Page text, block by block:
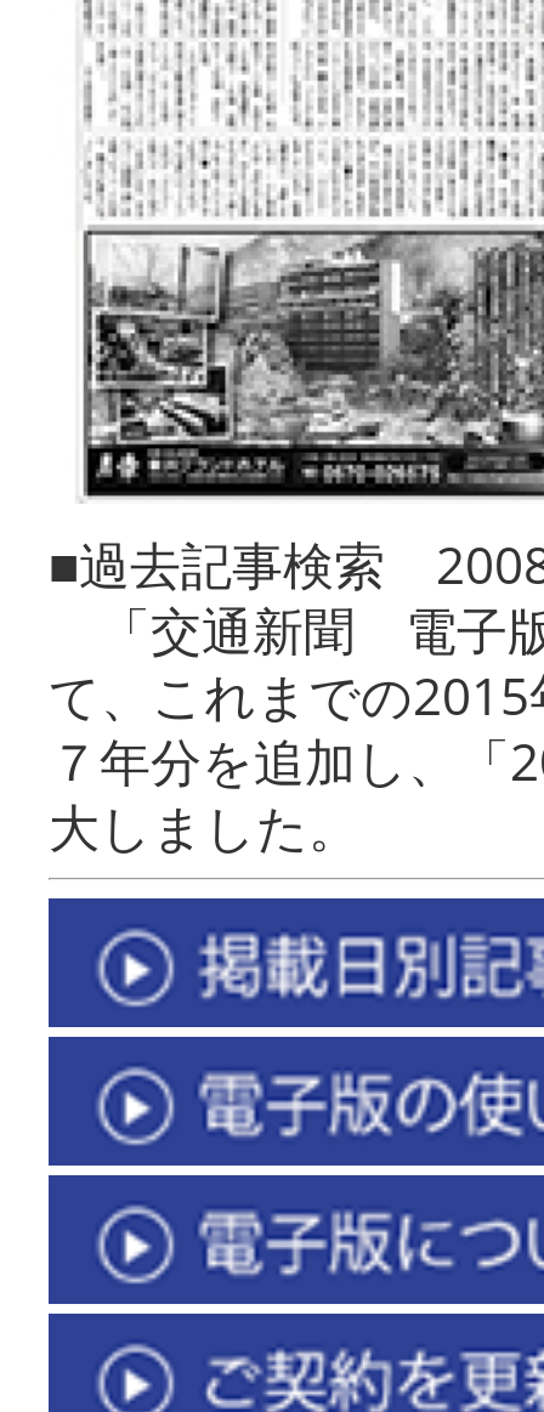
■過去記事検索
「交通新聞 電子
て、これまでの
７年分を追加し、「
大しまし